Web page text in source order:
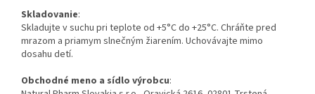
Skladovanie:
Skladujte v suchu pri teplote od +5°C do +25°C. Chráňte pred
mrazom a priamym slnečným žiarením. Uchovávajte mimo
dosahu detí.
Obchodné meno a sídlo výrobcu: